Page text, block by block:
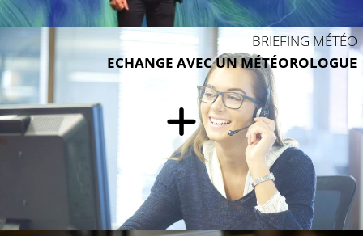
BRIEFING MÉTÉO
ECHANGE AVEC UN MÉTÉOROLOGUE